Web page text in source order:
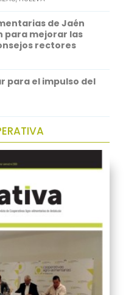
de Jaén
para mejorar las
rectores
para el impulso del